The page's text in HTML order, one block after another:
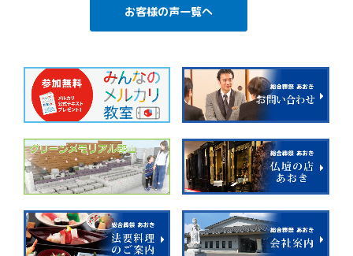
お客様の声一覧へ